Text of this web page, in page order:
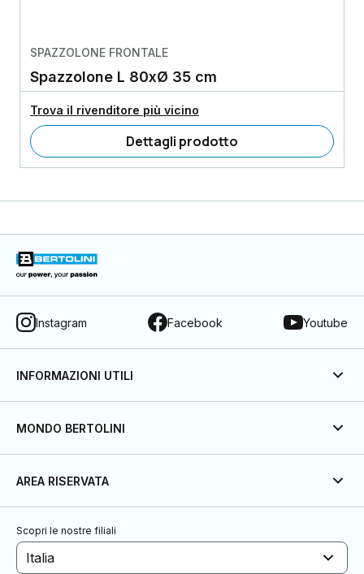
SPAZZOLONE FRONTALE
Spazzolone L 80xØ 35 cm
Trova il rivenditore più vicino
Dettagli prodotto
Instagram Facebook Youtube
INFORMAZIONI UTILI
MONDO BERTOLINI
AREA RISERVATA
Scopri le nostre filiali
Italia